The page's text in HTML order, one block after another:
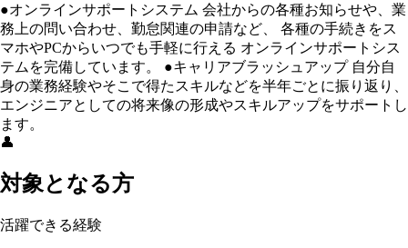
●オンラインサポートシステム 会社からの各種お知らせや、業
務上の問い合わせ、勤怠関連の申請など、 各種の手続きをス
マホやPCからいつでも手軽に行える オンラインサポートシス
テムを完備しています。 ●キャリアブラッシュアップ 自分自
身の業務経験やそこで得たスキルなどを半年ごとに振り返り、
エンジニアとしての将来像の形成やスキルアップをサポートし
ます。
👤
対象となる方
活躍できる経験